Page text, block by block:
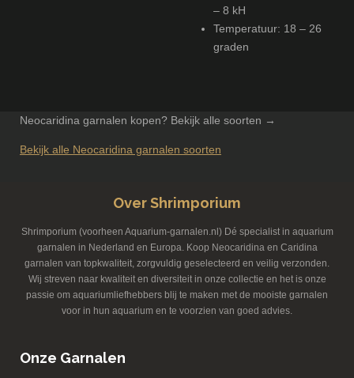
– 8 kH
Temperatuur: 18 – 26
graden
Neocaridina garnalen kopen? Bekijk alle soorten →
Bekijk alle Neocaridina garnalen soorten
Over Shrimporium
Shrimporium (voorheen Aquarium-garnalen.nl) Dé specialist in aquarium
garnalen in Nederland en Europa. Koop Neocaridina en Caridina
garnalen van topkwaliteit, zorgvuldig geselecteerd en veilig verzonden.
Wij streven naar kwaliteit en diversiteit in onze collectie en het is onze
passie om aquariumliefhebbers blij te maken met de mooiste garnalen
voor in hun aquarium en te voorzien van goed advies.
Onze Garnalen